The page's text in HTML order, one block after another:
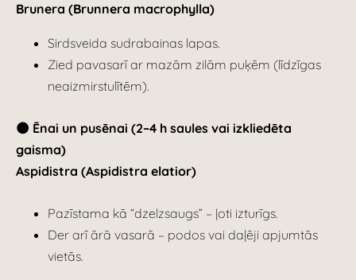
Brunera (Brunnera macrophylla)
Sirdsveida sudrabainas lapas.
Zied pavasarī ar mazām zilām puķēm (līdzīgas
neaizmirstulītēm).
🌑 Ēnai un pusēnai (2–4 h saules vai izkliedēta
gaisma)
Aspidistra (Aspidistra elatior)
Pazīstama kā “dzelzsaugs” – ļoti izturīgs.
Der arī ārā vasarā – podos vai daļēji apjumtās
vietās.